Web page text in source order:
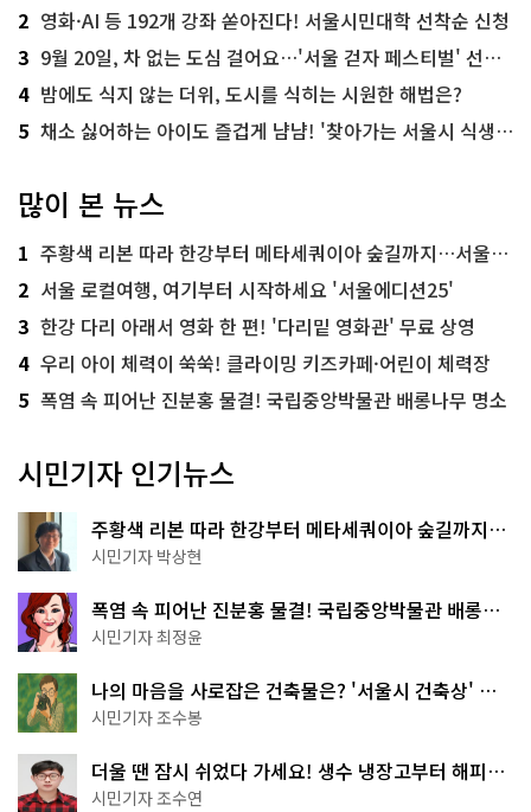
2 영화·AI 등 192개 강좌 쏟아진다! 서울시민대학 선착순 신청
3 9월 20일, 차 없는 도심 걸어요…'서울 걷자 페스티벌' 선착순 5천명
4 밤에도 식지 않는 더위, 도시를 식히는 시원한 해법은?
5 채소 싫어하는 아이도 즐겁게 냠냠! '찾아가는 서울시 식생활 교육' 현장
많이 본 뉴스
1 주황색 리본 따라 한강부터 메타세쿼이아 숲길까지…서울둘레길 15코스
2 서울 로컬여행, 여기부터 시작하세요 '서울에디션25'
3 한강 다리 아래서 영화 한 편! '다리밑 영화관' 무료 상영
4 우리 아이 체력이 쑥쑥! 클라이밍 키즈카페·어린이 체력장
5 폭염 속 피어난 진분홍 물결! 국립중앙박물관 배롱나무 명소
시민기자 인기뉴스
주황색 리본 따라 한강부터 메타세쿼이아 숲길까지…
서울둘레길 15코스
시민기자 박상현
폭염 속 피어난 진분홍 물결! 국립중앙박물관 배롱나
무 명소
시민기자 최정윤
나의 마음을 사로잡은 건축물은? '서울시 건축상' 수
상작 공개!
시민기자 조수봉
더울 땐 잠시 쉬었다 가세요! 생수 냉장고부터 해피소
·무더위쉼터까지
시민기자 조수연